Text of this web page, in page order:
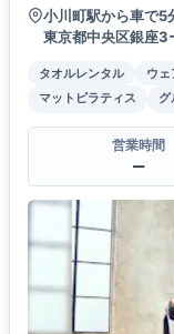
小川町駅から車で5
東京都中央区銀座3
タオルレンタル ウ
マットピラティス
グ
営業時間
ー